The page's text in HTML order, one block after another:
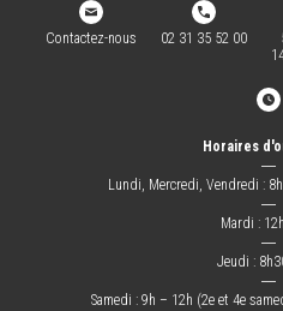
Contactez-nous 02 31 35 52 00
Horaires
―
Lundi, Mercredi, Vendredi :
―
Mardi :
―
Jeudi :
―
Samedi : 9h – 12h (2e et 4e